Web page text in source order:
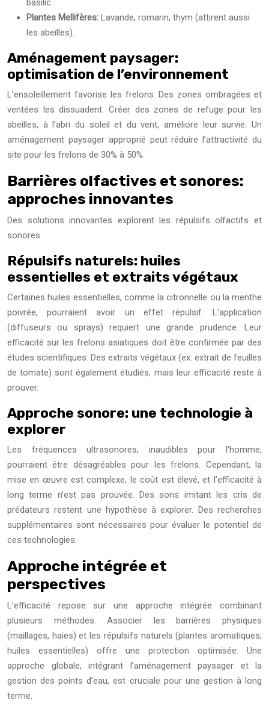
basilic.
Plantes Mellifères: Lavande, romarin, thym (attirent aussi
les abeilles).
Aménagement paysager:
optimisation de l’environnement
L’ensoleillement favorise les frelons. Des zones ombragées et
ventées les dissuadent. Créer des zones de refuge pour les
abeilles, à l’abri du soleil et du vent, améliore leur survie. Un
aménagement paysager approprié peut réduire l’attractivité du
site pour les frelons de 30% à 50%.
Barrières olfactives et sonores:
approches innovantes
Des solutions innovantes explorent les répulsifs olfactifs et
sonores.
Répulsifs naturels: huiles
essentielles et extraits végétaux
Certaines huiles essentielles, comme la citronnelle ou la menthe
poivrée, pourraient avoir un effet répulsif. L’application
(diffuseurs ou sprays) requiert une grande prudence. Leur
efficacité sur les frelons asiatiques doit être confirmée par des
études scientifiques. Des extraits végétaux (ex: extrait de feuilles
de tomate) sont également étudiés, mais leur efficacité reste à
prouver.
Approche sonore: une technologie à
explorer
Les fréquences ultrasonores, inaudibles pour l’homme,
pourraient être désagréables pour les frelons. Cependant, la
mise en œuvre est complexe, le coût est élevé, et l’efficacité à
long terme n’est pas prouvée. Des sons imitant les cris de
prédateurs restent une hypothèse à explorer. Des recherches
supplémentaires sont nécessaires pour évaluer le potentiel de
ces technologies.
Approche intégrée et
perspectives
L’efficacité repose sur une approche intégrée combinant
plusieurs méthodes. Associer les barrières physiques
(maillages, haies) et les répulsifs naturels (plantes aromatiques,
huiles essentielles) offre une protection optimisée. Une
approche globale, intégrant l’aménagement paysager et la
gestion des points d’eau, est cruciale pour une gestion à long
terme.